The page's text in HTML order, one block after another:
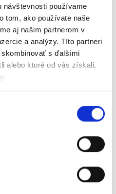
návštevnosti používame
tom, ako používate naše
aj našim partnerom v
a analýzy. Títo partneri
s ďalšími
alebo ktoré od vás získali,
môžeme používať aj na
častí Aplikácie, ako
prípadne na backend support
tých používaných
zakázať rovnako ako
poskytujete
na základe
tretích strán získavajú tretie
a štatistické